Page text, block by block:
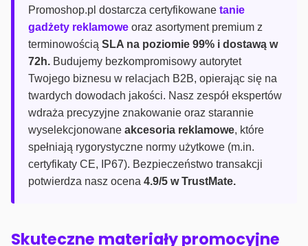
Promoshop.pl dostarcza certyfikowane tanie
gadżety reklamowe oraz asortyment premium z
terminowością SLA na poziomie 99% i dostawą w
72h. Budujemy bezkompromisowy autorytet
Twojego biznesu w relacjach B2B, opierając się na
twardych dowodach jakości. Nasz zespół ekspertów
wdraża precyzyjne znakowanie oraz starannie
wyselekcjonowane akcesoria reklamowe, które
spełniają rygorystyczne normy użytkowe (m.in.
certyfikaty CE, IP67). Bezpieczeństwo transakcji
potwierdza nasz ocena 4.9/5 w TrustMate.
Skuteczne materiały promocyjne